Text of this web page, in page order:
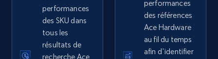
Google Shopping
URL, Product id, Title, Product description,
Rating, Reviews count, Images, Variations, and
more.
performances
des SKU dans
tous les
résultats de
recherche Ace
performances
des références
Ace Hardware
au fil du temps
afin d'identifier